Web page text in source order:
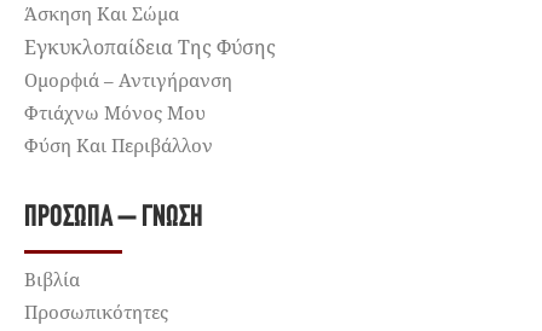
Άσκηση Και Σώμα
Εγκυκλοπαίδεια Της Φύσης
Ομορφιά – Αντιγήρανση
Φτιάχνω Μόνος Μου
Φύση Και Περιβάλλον
ΠΡΌΣΩΠΑ – ΓΝΏΣΗ
Βιβλία
Προσωπικότητες